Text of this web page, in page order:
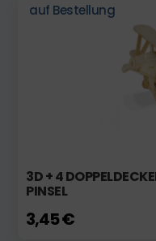
auf Bestellung
3D + 4
PINSEL
3,45 €